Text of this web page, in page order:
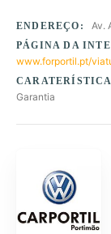
ENDEREÇO: Av.
PÁGINA DA
www.forportil.pt/
Garantia